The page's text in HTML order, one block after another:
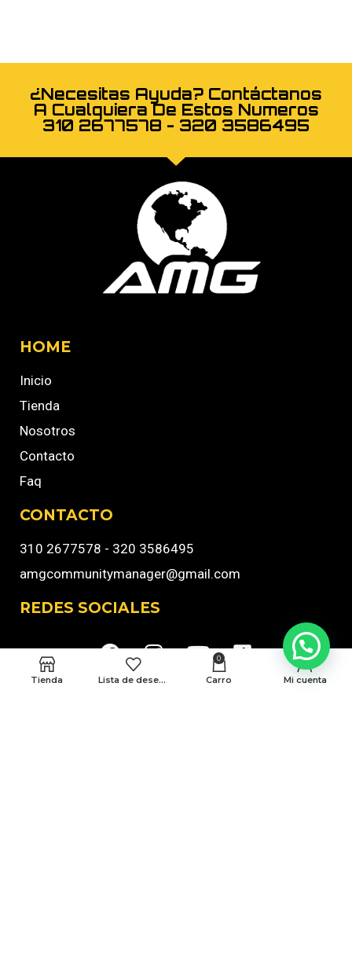
¿Necesitas Ayuda? Contáctanos
A Cualquiera De Estos Numeros
310 2677578 - 320 3586495
HOME
Inicio
Tienda
Nosotros
Contacto
Faq
CONTACTO
310 2677578 - 320 3586495
amgcommunitymanager@gmail.com
REDES SOCIALES
Tienda Lista de deseos
0
Carro Mi cuenta